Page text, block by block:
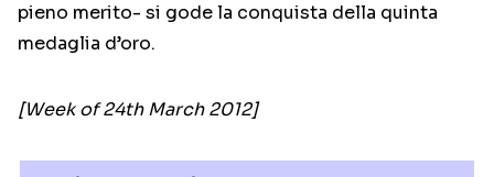
pieno merito- si gode la conquista della quinta
medaglia d’oro.
[Week of 24th March 2012]